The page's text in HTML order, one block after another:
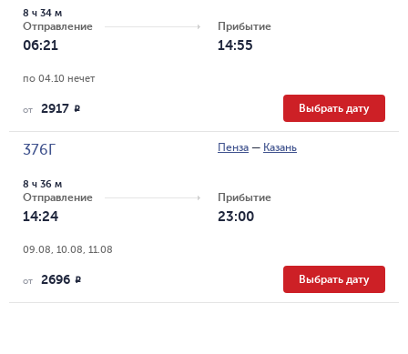
Отправление
06:21
8 ч 34 м
Прибытие
14:55
по 04.10 нечет
от 2917 R Выбрать дату
376Г Пенза — Казань
Отправление
14:24
8 ч 36 м
Прибытие
23:00
09.08, 10.08, 11.08
от 2696 R Выбрать дату